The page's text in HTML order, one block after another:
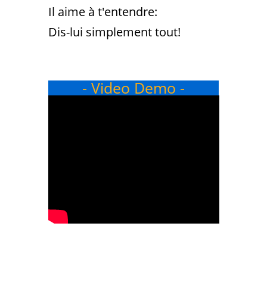
Il aime à t'entendre:
Dis-lui simplement tout!
- Video Demo -